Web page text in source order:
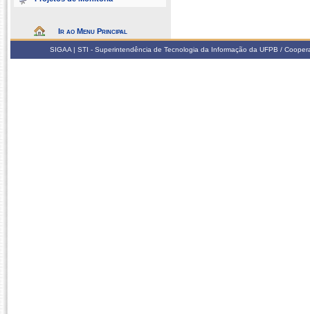
Ir ao Menu Principal
SIGAA | STI - Superintendência de Tecnologia da Informação da UFPB /